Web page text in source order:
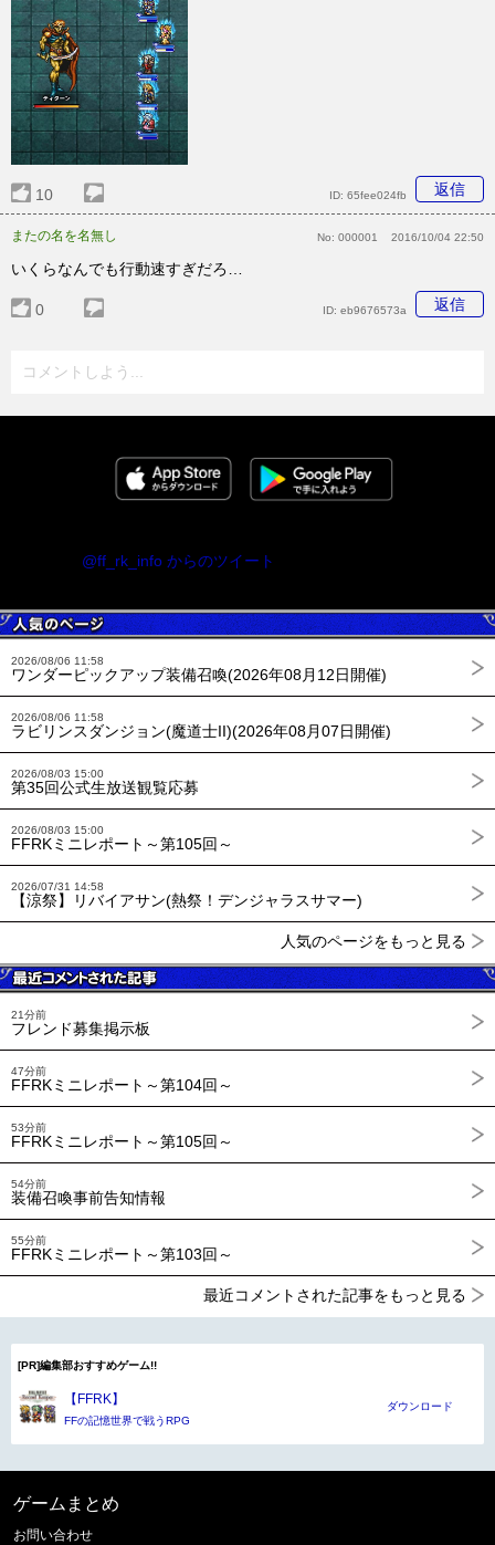
10 返信
ID: 65fee024fb
またの名を名無し No: 000001 2016/10/04 22:50
いくらなんでも行動速すぎだろ…
0 返信
ID: eb9676573a
コメントしよう...
@ff_rk_info からのツイート
2026/08/06 11:58
ワンダーピックアップ装備召喚(2026年08月12日開催)
2026/08/06 11:58
ラビリンスダンジョン(魔道士II)(2026年08月07日開催)
2026/08/03 15:00
第35回公式生放送観覧応募
2026/08/03 15:00
FFRKミニレポート～第105回～
2026/07/31 14:58
【涼祭】リバイアサン(熱祭！デンジャラスサマー)
人気のページをもっと見る
21分前
フレンド募集掲示板
47分前
FFRKミニレポート～第104回～
53分前
FFRKミニレポート～第105回～
54分前
装備召喚事前告知情報
55分前
FFRKミニレポート～第103回～
最近コメントされた記事をもっと見る
[PR]編集部おすすめゲーム!!
【FFRK】
FFの記憶世界で戦うRPG
ダウンロード
ゲームまとめ
お問い合わせ